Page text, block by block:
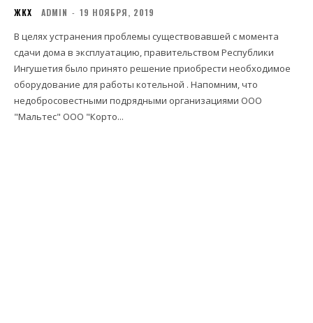
ЖКХ ADMIN - 19 НОЯБРЯ, 2019
В целях устранения проблемы​ существовавшей с момента​
сдачи дома в эксплуатацию, правительством Республики
Ингушетия было принято решение приобрести необходимое
оборудование для работы котельной . Напомним, что
недобросовестными подрядными организациями ООО
"Мальтес" ООО "Корто...